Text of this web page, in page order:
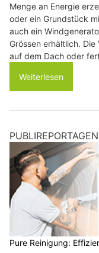
Menge an Energie
oder ein Grundstück
auch ein
Grössen erhältlich.
auf dem Dach oder
Weiterlesen
PUBLIREPORTAGEN
Pure Reinigung: